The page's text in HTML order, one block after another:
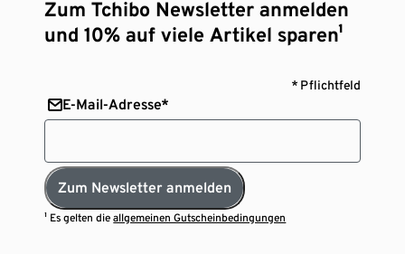
Zum Tchibo Newsletter anmelden
und 10% auf viele Artikel sparen¹
* Pflichtfeld
E-Mail-Adresse*
Zum Newsletter anmelden
¹ Es gelten dieallgemeinen Gutscheinbedingungen